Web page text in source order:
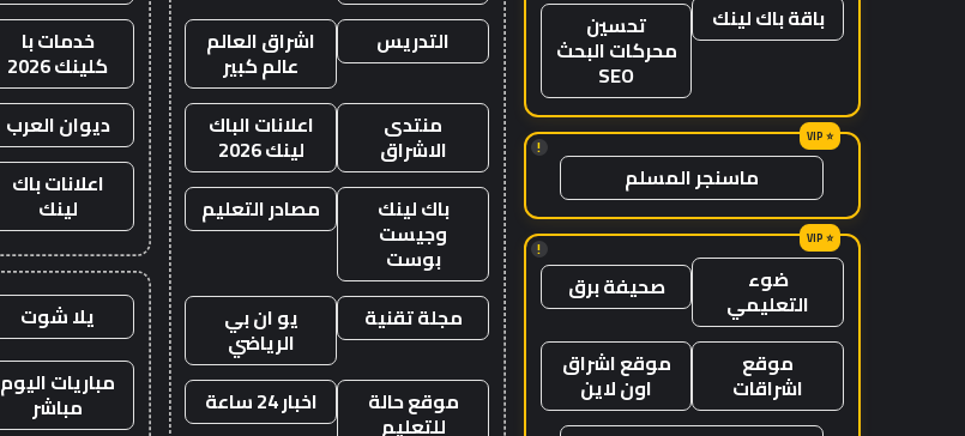
باقة باك لينك تحسين
محركات البحث
SEO
!
ماسنجر المسلم
!
ضوء
التعليمي صحيفة برق
موقع
اشراقات
موقع اشراق
اون لاين
التدريس اشراق العالم
عالم كبير
منتدى
الاشراق
اعلانات الباك
لينك 2026
باك لينك
وجيست
بوست
مصادر التعليم
مجلة تقنية يو ان بي
الرياضي
موقع حالة
للتعليم
اخبار 24 ساعة
خدمات با
كلينك 2026
ديوان العرب
اعلانات باك
لينك
يلا شوت
مباريات اليوم
مباشر